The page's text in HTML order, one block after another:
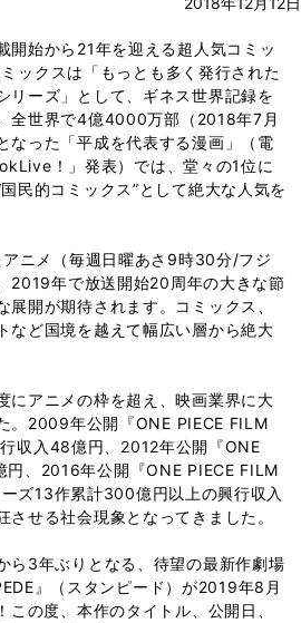
開始から21年を迎える超人気コミッ
ックスは「もっとも多く発行された
リーズ」として、ギネス世界記録を
全世界で4億4000万部（2018年7月
なった「平成を代表する漫画」（電
！」発表）では、堂々の1位に
民的コミックス”として絶大な人気を
ニメ（毎週日曜あさ9時30分/フジ
2019年で放送開始20周年の大きな節
展開が期待されます。コミックス、
など国境を越えて幅広い層から絶大
にアニメの枠を超え、映画業界に大
。2009年公開『ONE PIECE FILM
収入48億円、2012年公開『ONE
、2016年公開『ONE PIECE FILM
ズ13作累計300億円以上の興行収入
させる社会現象となってきました。
ら3年ぶりとなる、待望の最新作劇場
』（スタンピード）が2019年8月
の度、本作のタイトル、公開日、